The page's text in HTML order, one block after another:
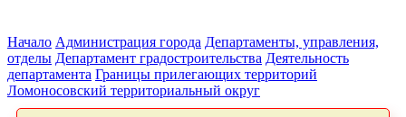
Начало Администрация города Департаменты, управления,
отделы Департамент градостроительства Деятельность
департамента Границы прилегающих территорий
Ломоносовский территориальный округ